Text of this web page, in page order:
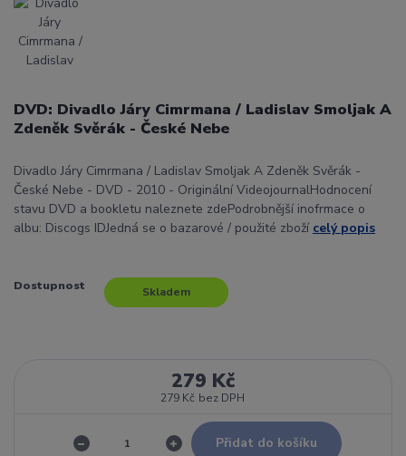
DVD: Divadlo Járy Cimrmana / Ladislav Smoljak A
Zdeněk Svěrák - České Nebe
Divadlo Járy Cimrmana / Ladislav Smoljak A Zdeněk Svěrák -
České Nebe - DVD - 2010 - Originální VideojournalHodnocení
stavu DVD a bookletu naleznete zdePodrobnější inofrmace o
albu: Discogs IDJedná se o bazarové / použité zboží celý popis
Dostupnost Skladem
279 Kč
279 Kč bez DPH
Přidat do košíku